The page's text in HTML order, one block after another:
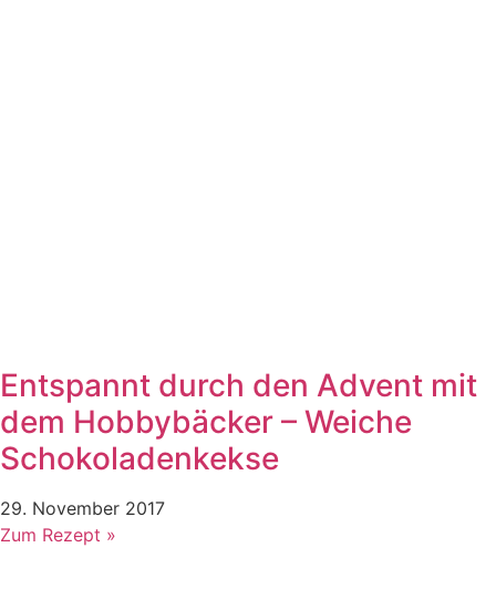
Entspannt durch den Advent mit
dem Hobbybäcker – Weiche
Schokoladenkekse
29. November 2017
Zum Rezept »